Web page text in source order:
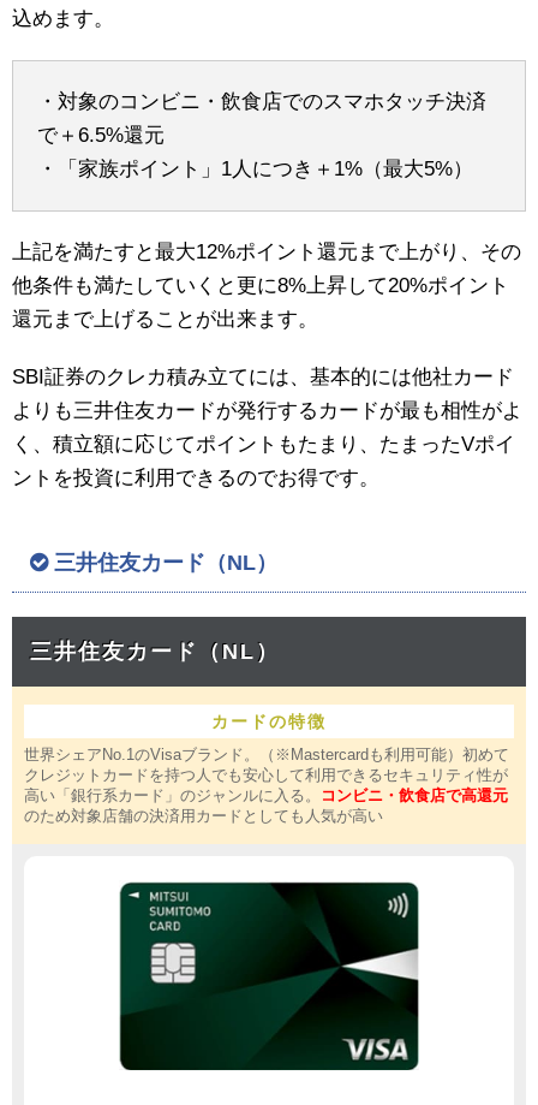
込めます。
・対象のコンビニ・飲食店でのスマホタッチ決済
で＋6.5%還元
・「家族ポイント」1人につき＋1%（最大5%）
上記を満たすと最大12%ポイント還元まで上がり、その
他条件も満たしていくと更に8%上昇して20%ポイント
還元まで上げることが出来ます。
SBI証券のクレカ積み立てには、基本的には他社カード
よりも三井住友カードが発行するカードが最も相性がよ
く、積立額に応じてポイントもたまり、たまったVポイ
ントを投資に利用できるのでお得です。
三井住友カード（NL）
三井住友カード（NL）
カードの特徴
世界シェアNo.1のVisaブランド。（※Mastercardも利用可能）初めて
クレジットカードを持つ人でも安心して利用できるセキュリティ性が
高い「銀行系カード」のジャンルに入る。
コンビニ・飲食店で高還元
のため対象店舗の決済用カードとしても人気が高い